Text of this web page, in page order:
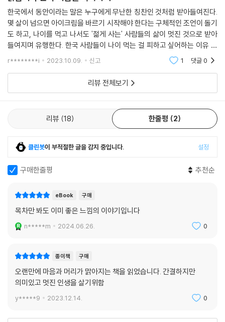
아닙니다. 지금의 삶은 지금의 삶대로 받아들이면 됩니다. 젊었던 지난날
에 지나치게 집착할 필요도, 더 나이 든 나를 떠올리며 두려워할 필요도 없
습니다. 어찌 되었든 우리는 지금 여기, 내가 속한 이 시간과 공간 속에 살
고 있으니까요. 그렇게 ‘지금 여기’의 삶을 살면, 나다움을 지키면서 자연스
럽게 나이 드는 삶에도 익숙해질 수 있습니다.
현재를 사는 우리 모두, 긴 노후는 처음입니다. 아무래도 처음 걷는 길이니
만큼 여러 사람의 지혜를 모으는 일이 필요할지 모릅니다. 『나이 듦을 받아
들일 때 얻는 것들』은 바로 그러한 시작점입니다. 노년의 삶에 대한 하나의
‘길잡이’로서 잠시 숨 고르기가 필요할 때 도움을 주는 이정표이자 용기를
한국에서 동안이라는 말은 누구에게 무난한 칭찬인 것처럼 받아들여진다.
몇 살이 넘으면 아이크림을 바르기 시작해야 한다는 구체적인 조언이 돌기
도 하고, 나이를 먹고 나서도 '젊게 사는' 사람들의 삶이 멋진 것으로 받아
들여지며 유행한다. 한국 사람들이 나이 먹는 걸 피하고 싶어하는 이유 중
하나가, 한국이 고령화 사회에다 노인빈곤율이 높은 사회라서가 아닌가 싶
r********i 2023.10.09. 신고 1 댓글0
리뷰 전체보기
리뷰 18 한줄평 2
클린봇이 부적절한 글을 감지 중입니다. 설정
구매한줄평 추천순
eBook 구매
목차만 봐도 이미 좋은 느낌의 이야기입니다
n*****m 2024.06.26. 0
종이책 구매
오랜만에 마음과 머리가 맑아지는 책을 읽었습니다. 간결하지만
의미있고 멋진 인생을 살기위함
y*****9 2023.12.14. 0